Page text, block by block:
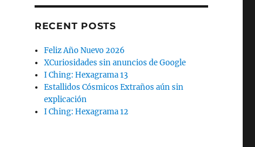
RECENT POSTS
Feliz Año Nuevo 2026
XCuriosidades sin anuncios de Google
I Ching: Hexagrama 13
Estallidos Cósmicos Extraños aún sin
explicación
I Ching: Hexagrama 12